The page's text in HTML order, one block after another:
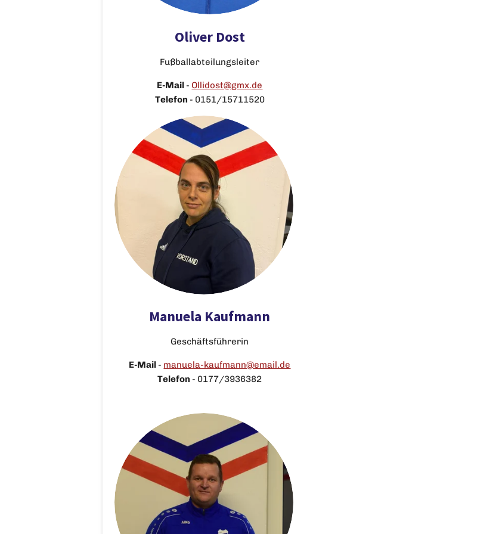
Oliver Dost
Fußballabteilungsleiter
E-Mail - Ollidost@gmx.de
Telefon - 0151/15711520
Manuela Kaufmann
Geschäftsführerin
E-Mail - manuela-kaufmann@email.de
Telefon - 0177/3936382